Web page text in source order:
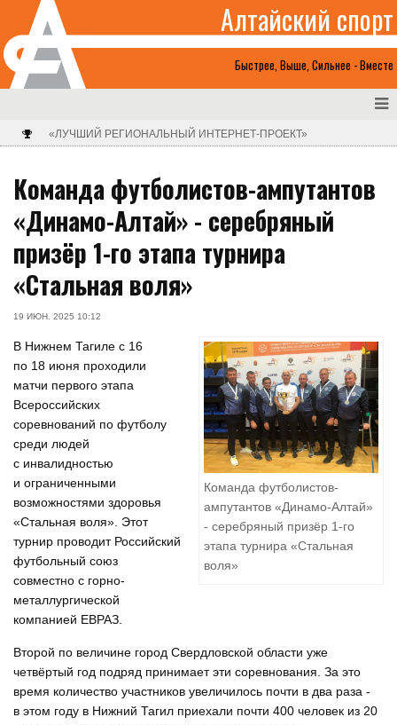
Быстрее, Выше, Сильнее - Вместе
Алтайский спорт
«ЛУЧШИЙ РЕГИОНАЛЬНЫЙ ИНТЕРНЕТ-ПРОЕКТ»
Команда футболистов-ампутантов
«Динамо-Алтай» - серебряный
призёр 1-го этапа турнира
«Стальная воля»
19 ИЮН. 2025 10:12
Команда футболистов-
ампутантов «Динамо-Алтай»
- серебряный призёр 1-го
этапа турнира «Стальная
воля»
В Нижнем Тагиле с 16
по 18 июня проходили
матчи первого этапа
Всероссийских
соревнований по футболу
среди людей
с инвалидностью
и ограниченными
возможностями здоровья
«Стальная воля». Этот
турнир проводит Российский
футбольный союз
совместно с горно-
металлургической
компанией ЕВРАЗ.
Второй по величине город Свердловской области уже
четвёртый год подряд принимает эти соревнования. За это
время количество участников увеличилось почти в два раза -
в этом году в Нижний Тагил приехали почти 400 человек из 20